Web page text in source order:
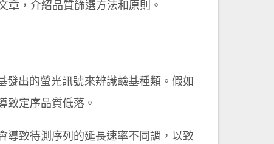
章，介紹品質篩選方法和原則。
發出的螢光訊號來辨識鹼基種類。假如
致定序品質低落。
導致待測序列的延長速率不同調，以致